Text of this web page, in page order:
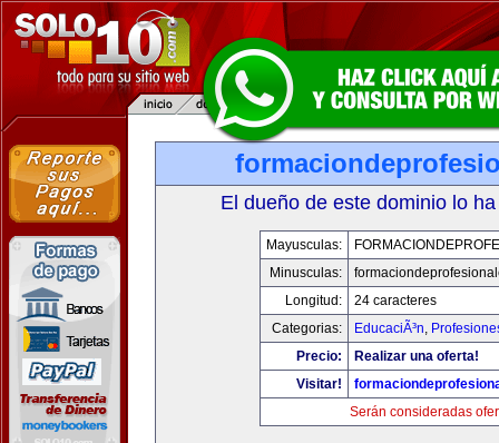
El dueño de este dominio lo
Mayusculas:
Minusculas:
Longitud:
24 caracteres
Categorias:
EducaciÃ³n,
Precio:
Realizar una oferta!
Visitar!
Serán consideradas